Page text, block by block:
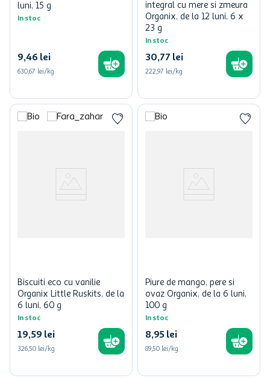
luni, 15 g
In stoc
9,46 lei
630,67 lei/kg
integral cu mere si zmeura
Organix, de la 12 luni, 6 x
23 g
In stoc
30,77 lei
222,97 lei/kg
Biscuiti eco cu vanilie
Organix Little Ruskits, de la
6 luni, 60 g
In stoc
19,59 lei
326,50 lei/kg
Piure de mango, pere si
ovaz Organix, de la 6 luni,
100 g
In stoc
8,95 lei
89,50 lei/kg